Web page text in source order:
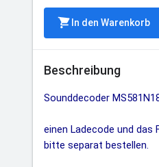
In den Warenkorb
Beschreibung
Sounddecoder
einen Ladecode und das
bitte separat bestellen.